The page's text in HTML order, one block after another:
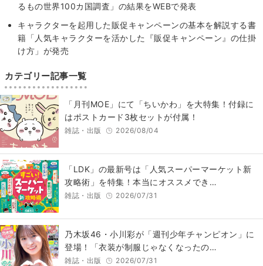
るもの世界100カ国調査」の結果をWEBで発表
キャラクターを起用した販促キャンペーンの基本を解説する書
籍「人気キャラクターを活かした『販促キャンペーン』の仕掛
け方」が発売
カテゴリー記事一覧
「月刊MOE」にて「ちいかわ」を大特集！付録に
はポストカード3枚セットが付属！
雑誌・出版 2026/08/04
「LDK」の最新号は「人気スーパーマーケット新
攻略術」を特集！本当にオススメでき…
雑誌・出版 2026/07/31
乃木坂46・小川彩が「週刊少年チャンピオン」に
登場！「衣装が制服じゃなくなったの…
雑誌・出版 2026/07/31